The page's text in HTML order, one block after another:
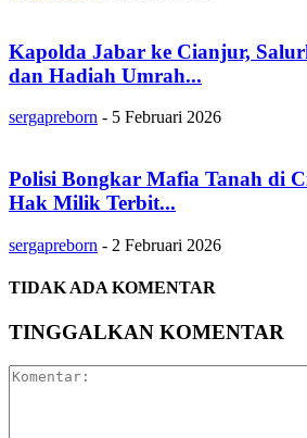
Kapolda Jabar ke Cianjur,
dan Hadiah Umrah...
sergapreborn - 5 Februari 2026
Polisi Bongkar Mafia Tanah di
Hak Milik Terbit...
sergapreborn - 2 Februari 2026
TIDAK ADA KOMENTAR
TINGGALKAN KOMENTAR